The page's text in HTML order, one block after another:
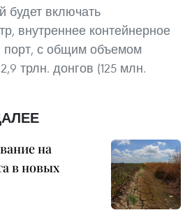
будет включать
внутреннее контейнерное
порт, с общим объемом
трлн. донгов (125 млн.
на
в новых